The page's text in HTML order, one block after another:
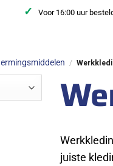
✓ Voor 16:00 uur
/
juiste